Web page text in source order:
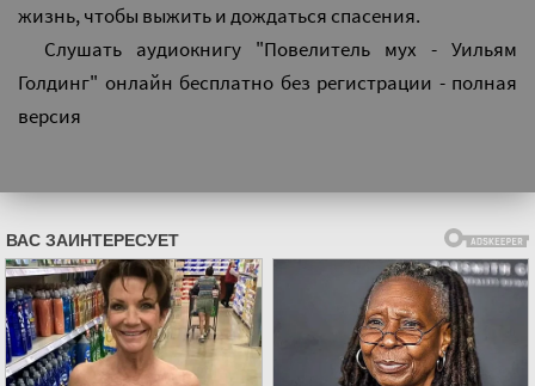
жизнь, чтобы выжить и дождаться спасения.
Слушать аудиокнигу "Повелитель мух - Уильям
Голдинг" онлайн бесплатно без регистрации - полная
версия